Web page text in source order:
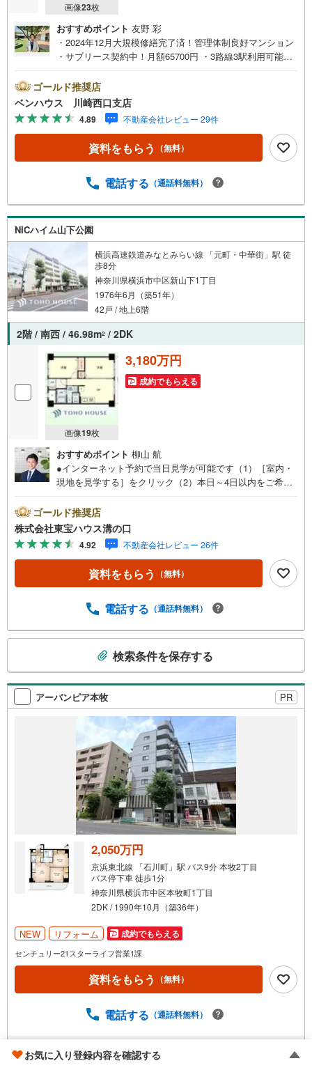
画像23枚
おすすめポイント 友野 彩
・2024年12月大規模修繕完了済！管理体制良好マンション
・サブリース契約中！月額65700円 ・3路線3駅利用可能で
います■ご見学をご希望のお客様、平日・休日問わず ご対
応させていただきます。■また、オンライン案内・相談など
にも対応しております。 どうぞ お気軽にご連絡下さ
い。 その他にも・・・●「この物件以外にも何件か一緒に
物件を見てみたい」●「私はローンいくら借りられるのだろ
う？」●「買替えなので、自宅がいくらで売却できるか知り
は、どれくらいないと買えないの？」●「自営業者はローン
いことばかり・・・。ご安心ください!!お力になれる事がご
ざいましたら、誠心誠意 お手伝いをさせていただきます。
【ベンハウス】にお任せ下さい！
ゴールド推奨店
ベンハウス 川崎西口支店
4.89 不動産会社レビュー 29件
資料をもらう （無料）
電話する （通話料無料）
NICハイム山下公園
横浜高速鉄道みなとみらい線 「元町・中華街」駅 徒
歩8分
神奈川県横浜市中区新山下1丁目
1976年6月（築51年）
42戸 / 地上6階
2階 / 南西 / 46.98m2 / 2DK
画像19枚
3,180万円
成約でもらえる
おすすめポイント 柳山 航
●インターネット予約で当日見学が可能です（1）［室内・
現地を見学する］をクリック（2）本日～4日以内をご希望
い！●10:00～21:00はお電話でのお問い合わせがスムーズで
す。【Yahoo！ 不動産キャンペーン対象店舗】当店で物件
を成約するとPayPayポイントがもらえる「Yahoo！不動産
物件ご成約キャンペーン」の対象になります。「資料をも
らう」「見学予約をする」ボタンからお問い合わせくださ
い。※必ずYahoo！ JAPAN IDでログインしてください。※P
客様からのお言葉に感謝してこれからも楽しく素敵なお家
らまずは、お気軽に東宝ハウス溝の口に相談してみません
か？何も決まっていなくて大丈夫！まずはお客様の夢をお
聞かせ下さい！未来の「不安」を「安心」に変える「未来
カレンダー」もご来店時に好評です。スタッフ一同いつで
もお客様のお問合せをお待ちしております。
ゴールド推奨店
株式会社東宝ハウス溝の口
4.92 不動産会社レビュー 26件
資料をもらう （無料）
電話する （通話料無料）
検
索
条
イ
ペ
ー
る
検索条件を保存する
アーバンピア本牧 PR
2,050万円
京浜東北線 「石川町」駅 バス9分 本牧2丁目
バス停下車 徒歩1分
神奈川県横浜市中区本牧町1丁目
2DK / 1990年10月（築36年）
NEW リフォーム 成約でもらえる
センチュリー21スターライフ営業1課
資料をもらう （無料）
電話する （通話料無料）
不動産会社おすすめポイント
センチュリー21スターライフ営業1課
お気に入り登録内容を確認する